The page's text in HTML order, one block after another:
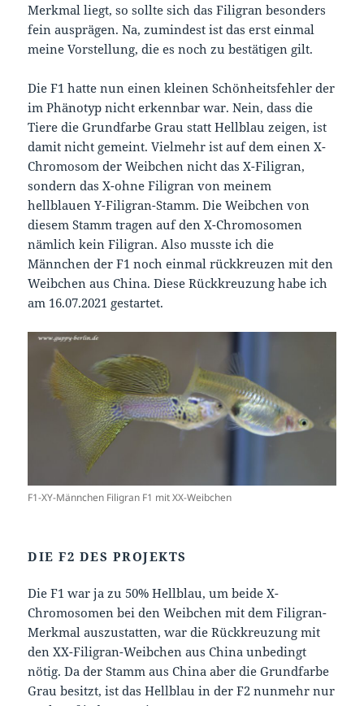
Merkmal liegt, so sollte sich das Filigran besonders
fein ausprägen. Na, zumindest ist das erst einmal
meine Vorstellung, die es noch zu bestätigen gilt.
Die F1 hatte nun einen kleinen Schönheitsfehler der
im Phänotyp nicht erkennbar war. Nein, dass die
Tiere die Grundfarbe Grau statt Hellblau zeigen, ist
damit nicht gemeint. Vielmehr ist auf dem einen X-
Chromosom der Weibchen nicht das X-Filigran,
sondern das X-ohne Filigran von meinem
hellblauen Y-Filigran-Stamm. Die Weibchen von
diesem Stamm tragen auf den X-Chromosomen
nämlich kein Filigran. Also musste ich die
Männchen der F1 noch einmal rückkreuzen mit den
Weibchen aus China. Diese Rückkreuzung habe ich
am 16.07.2021 gestartet.
F1-XY-Männchen Filigran F1 mit XX-Weibchen
DIE F2 DES PROJEKTS
Die F1 war ja zu 50% Hellblau, um beide X-
Chromosomen bei den Weibchen mit dem Filigran-
Merkmal auszustatten, war die Rückkreuzung mit
den XX-Filigran-Weibchen aus China unbedingt
nötig. Da der Stamm aus China aber die Grundfarbe
Grau besitzt, ist das Hellblau in der F2 nunmehr nur